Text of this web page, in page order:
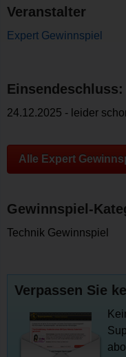
Veranstalter
Expert Gewinnspiel
Einsendeschluss:
24.12.2025 - leider
Alle Expert
Gewinnspiel-
Technik Gewinnspiel
Verpassen Sie